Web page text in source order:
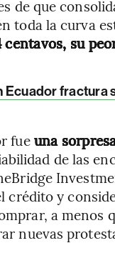
de que
toda la curva
su
fractura
fueuna
de las
crédito y
a menos
nuevas